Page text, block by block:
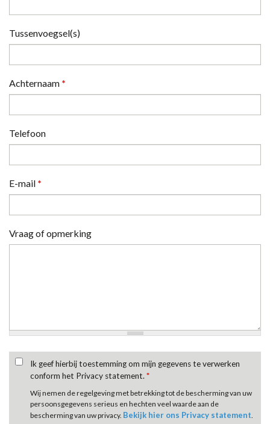
Tussenvoegsel(s)
Achternaam *
Telefoon
E-mail *
Vraag of opmerking
Ik geef hierbij toestemming om mijn gegevens te verwerken
conform het Privacy statement. *
Wij nemen de regelgeving met betrekking tot de bescherming van uw
persoonsgegevens serieus en hechten veel waarde aan de
bescherming van uw privacy. Bekijk hier ons Privacy statement